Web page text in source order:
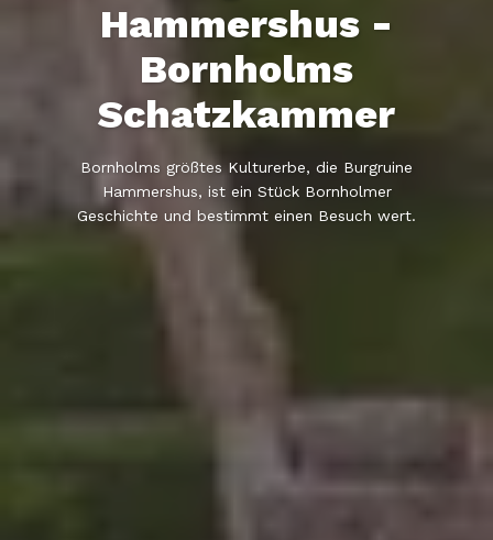
Hammershus -
Bornholms
Schatzkammer
Bornholms größtes Kulturerbe, die Burgruine
Hammershus, ist ein Stück Bornholmer
Geschichte und bestimmt einen Besuch wert.